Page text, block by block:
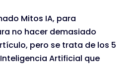
Mitos IA, para
no hacer demasiado
pero se trata de los 5
Artificial que